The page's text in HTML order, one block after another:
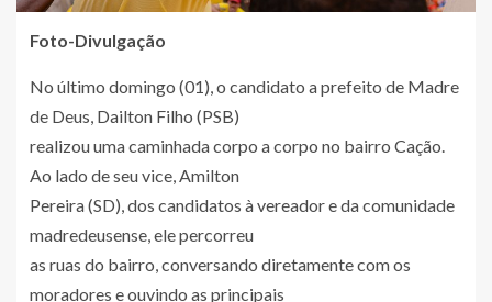
Foto-Divulgação
No último domingo (01), o candidato a prefeito de Madre
de Deus, Dailton Filho (PSB)
realizou uma caminhada corpo a corpo no bairro Cação.
Ao lado de seu vice, Amilton
Pereira (SD), dos candidatos à vereador e da comunidade
madredeusense, ele percorreu
as ruas do bairro, conversando diretamente com os
moradores e ouvindo as principais